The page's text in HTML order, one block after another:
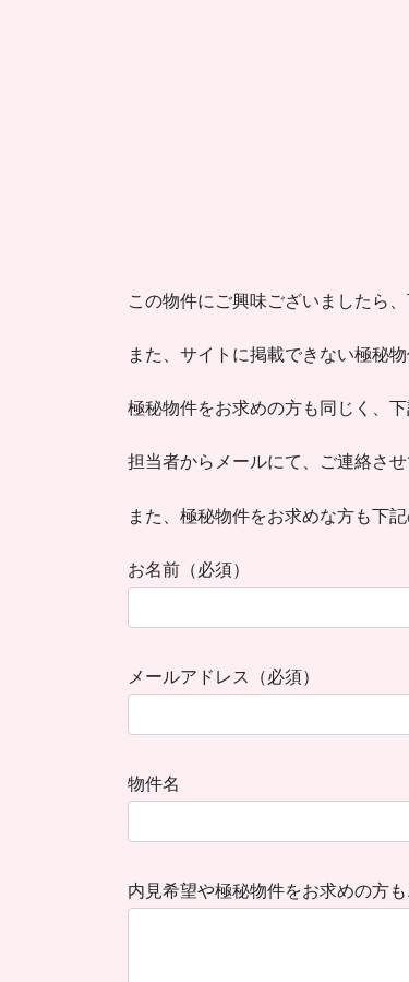
この物件にご興味ございましたら
また、サイトに掲載できない極秘
極秘物件をお求めの方も同じく、
担当者からメールにて、ご連絡させ
また、極秘物件をお求めな方も下
お名前（必須）
メールアドレス（必須）
物件名
内見希望や極秘物件をお求めの方